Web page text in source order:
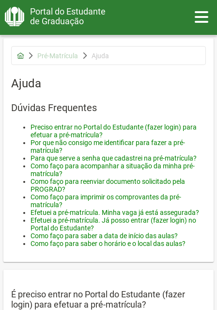
Portal do Estudante
de Graduação
Pré-Matrícula Ajuda
Ajuda
Dúvidas Frequentes
Preciso entrar no Portal do Estudante (fazer login) para
efetuar a pré-matrícula?
Por que não consigo me identificar para fazer a pré-
matrícula?
Para que serve a senha que cadastrei na pré-matrícula?
Como faço para acompanhar a situação da minha pré-
matrícula?
Como faço para reenviar documento solicitado pela
PROGRAD?
Como faço para imprimir os comprovantes da pré-
matrícula?
Efetuei a pré-matrícula. Minha vaga já está assegurada?
Efetuei a pré-matrícula. Já posso entrar (fazer login) no
Portal do Estudante?
Como faço para saber a data de início das aulas?
Como faço para saber o horário e o local das aulas?
É preciso entrar no Portal do Estudante (fazer
login) para efetuar a pré-matrícula?